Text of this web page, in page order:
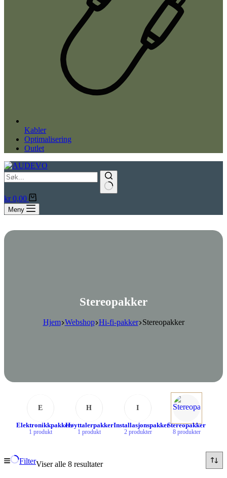
Kabler
Optimalisering
Outlet
Handlekurv
kr0,00
Meny
Stereopakker
Hjem Webshop Hi-fi-pakker Stereopakker
E
Elektronikkpakker
1 produkt
H
Høyttalerpakker
1 produkt
I
Installasjonspakker
2 produkter
Stereopakker
8 produkter
FilterViser alle 8 resultater